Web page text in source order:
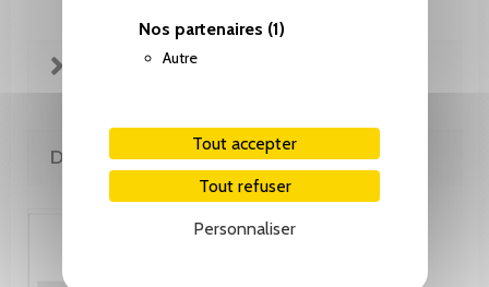
Nos partenaires (1)
Autre
Tout accepter
Tout refuser
Personnaliser
FICHE TECHNIQUE
DE LA MÊME COLLECTION